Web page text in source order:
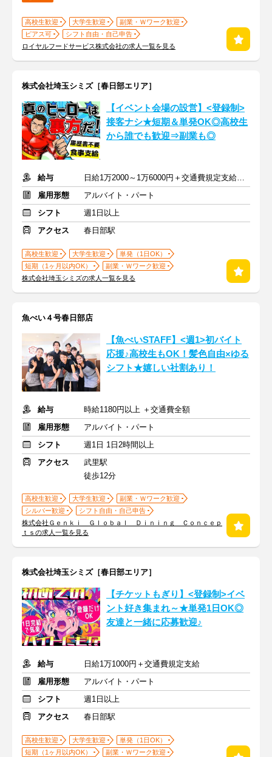
高校生歓迎 大学生歓迎
副業・Ｗワーク歓迎
ピアス可
シフト自由・自己申告
ロイヤルフードサービス株式会社の求人一覧を見る
株式会社埼玉シミズ［春日部エリア］
【イベント会場の設営】<登録制>
接客ナシ★短期＆単発OK◎高校生
から誰でも歓迎⇒副業も◎
給与
日給1万2000～1万6000円＋交通費規定支給 ※深夜割増含む
雇用形態
アルバイト・パート
シフト
週1日以上
アクセス
春日部駅
高校生歓迎 大学生歓迎
単発（1日OK）
短期（1ヶ月以内OK）
副業・Ｗワーク歓迎
株式会社埼玉シミズの求人一覧を見る
魚べい４号春日部店
【魚べいSTAFF】<週1>初バイト
応援♪高校生もOK！髪色自由×ゆる
シフト★嬉しい社割あり！
給与
時給1180円以上 ＋交通費全額
雇用形態
アルバイト・パート
シフト
週1日 1日2時間以上
アクセス
武里駅
徒歩12分
高校生歓迎 大学生歓迎
副業・Ｗワーク歓迎
シルバー歓迎
シフト自由・自己申告
株式会社Ｇｅｎｋｉ Ｇｌｏｂａｌ Ｄｉｎｉｎｇ Ｃｏｎｃｅｐ
ｔｓの求人一覧を見る
株式会社埼玉シミズ［春日部エリア］
【チケットもぎり】<登録制>イベ
ント好き集まれ～★単発1日OK◎
友達と一緒に応募歓迎♪
給与
日給1万1000円＋交通費規定支給
雇用形態
アルバイト・パート
シフト
週1日以上
アクセス
春日部駅
高校生歓迎 大学生歓迎
単発（1日OK）
短期（1ヶ月以内OK）
副業・Ｗワーク歓迎